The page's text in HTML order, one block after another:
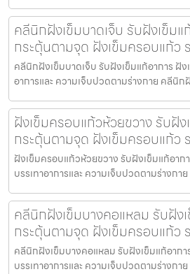
คลีนิกฝังเข็มบาดเจ็บ รับฝังเข็มแ
กระตุ้นตามจุด ฝังเข็มครอบแก้ว
คลีนิกฝังเข็มบาดเจ็บ รับฝังเข็มแก้อาการ ฝั
อาการและ ความเจ็บปวดตามร่างกาย คลีนิก
ฝังเข็มครอบแก้วห้วยขวาง รับฝัง
กระตุ้นตามจุด ฝังเข็มครอบแก้ว
ฝังเข็มครอบแก้วห้วยขวาง รับฝังเข็มแก้อาก
บรรเทาอาการและ ความเจ็บปวดตามร่างก
คลีนิกฝังเข็มบางคอแหลม รับฝัง
กระตุ้นตามจุด ฝังเข็มครอบแก้ว
คลีนิกฝังเข็มบางคอแหลม รับฝังเข็มแก้อาก
บรรเทาอาการและ ความเจ็บปวดตามร่างก